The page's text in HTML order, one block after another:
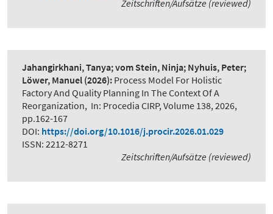
Zeitschriften/Aufsätze (reviewed)
Jahangirkhani, Tanya; vom Stein, Ninja; Nyhuis, Peter;
Löwer, Manuel (2026): Process Model For Holistic
Factory And Quality Planning In The Context Of A
Reorganization, In: Procedia CIRP, Volume 138, 2026,
pp.162-167
DOI: https://doi.org/10.1016/j.procir.2026.01.029
ISSN: 2212-8271
Zeitschriften/Aufsätze (reviewed)